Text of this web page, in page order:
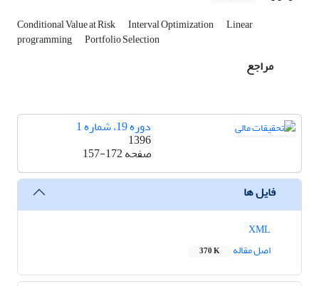
Conditional Value at Risk Interval Optimization Linear
programming Portfolio Selection
مراجع
دوره 19، شماره 1
1396
صفحه157-172
فایل ها
اصل مقاله
370 K